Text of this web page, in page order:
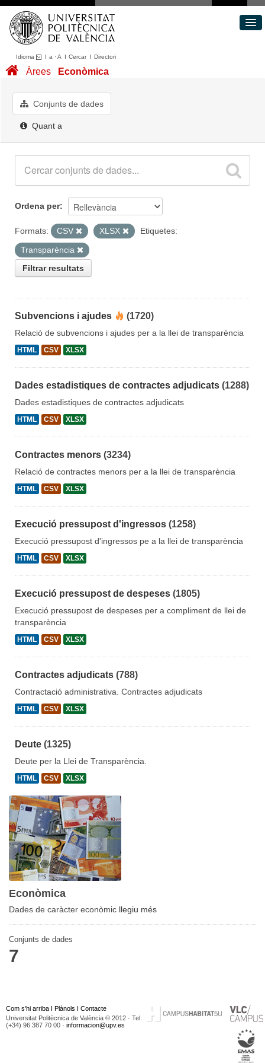
Idioma I a ·A I CercarI Directori
Conjunts de dades
Quant a
Àrees Econòmica
Conjunts de dades
Quant a
Ordena per
Formats: CSV XLSX
Etiquetes:
Transparència
Filtrar resultats
Subvencions i ajudes (1720)
Relació de subvencions i ajudes per a la llei de transparència
HTML CSV XLSX
Dades estadistiques de contractes adjudicats (1288)
Dades estadistiques de contractes adjudicats
HTML CSV XLSX
Contractes menors (3234)
Relació de contractes menors per a la llei de transparència
HTML CSV XLSX
Execució pressupost d'ingressos (1258)
Execució pressupost d'ingressos pe a la llei de transparència
HTML CSV XLSX
Execució pressupost de despeses (1805)
Execució pressupost de despeses per a compliment de llei de
transparència
HTML CSV XLSX
Contractes adjudicats (788)
Contractació administrativa. Contractes adjudicats
HTML CSV XLSX
Deute (1325)
Deute per la Llei de Transparència.
HTML CSV XLSX
Econòmica
Dades de caràcter econòmic llegiu més
Conjunts de dades
7
Com s'hi arriba I Plànols I Contacte
Universitat Politècnica de València © 2012 · Tel.
(+34) 96 387 70 00 · informacion@upv.es